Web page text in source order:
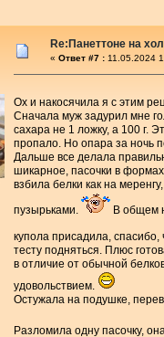
Re:Панеттоне на
« Ответ #7 : 11.05.2024
Ох и накосячила я с этим
Сначала муж задурил мне
сахара не 1 ложку, а 100 г.
пропало. Но опара за ночь
Дальше все делала
шикарное, пасочки в
взбила белки как на
пузырьками.
В общем
купола присадила,
тесту подняться. Плюс
в отличие от обычной
удовольствием.
Остужала на подушке,
Разломила одну пасочку,